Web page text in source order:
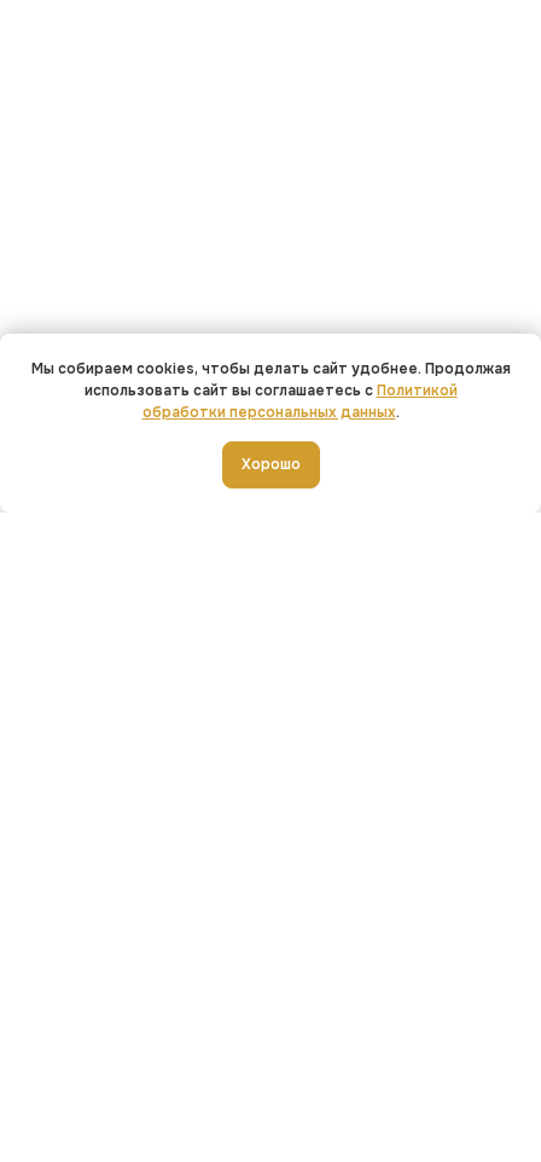
Мы собираем cookies, чтобы делать сайт удобнее. Продолжая
использовать сайт вы соглашаетесь сПолитикой
обработки персональных данных.
Хорошо
← →